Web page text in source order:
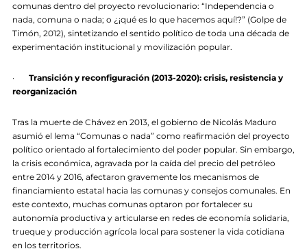
comunas dentro del proyecto revolucionario: “Independencia o
nada, comuna o nada; o ¿¡qué es lo que hacemos aquí!?” (Golpe de
Timón, 2012), sintetizando el sentido político de toda una década de
experimentación institucional y movilización popular.
· Transición y reconfiguración (2013-2020): crisis, resistencia y
reorganización
Tras la muerte de Chávez en 2013, el gobierno de Nicolás Maduro
asumió el lema “Comunas o nada” como reafirmación del proyecto
político orientado al fortalecimiento del poder popular. Sin embargo,
la crisis económica, agravada por la caída del precio del petróleo
entre 2014 y 2016, afectaron gravemente los mecanismos de
financiamiento estatal hacia las comunas y consejos comunales. En
este contexto, muchas comunas optaron por fortalecer su
autonomía productiva y articularse en redes de economía solidaria,
trueque y producción agrícola local para sostener la vida cotidiana
en los territorios.